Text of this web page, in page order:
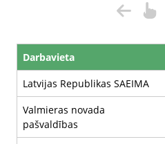
Darbavieta
Latvijas Republikas SAEIMA
Valmieras novada
pašvaldības